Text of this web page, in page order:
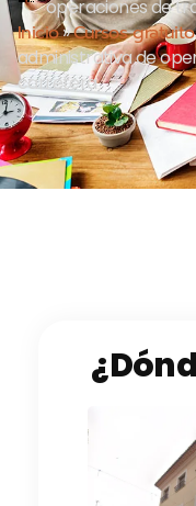
operaciones de
Inicio»Cursos
administrativa de
carretera